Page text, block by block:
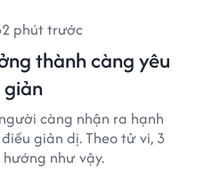
phút trước
thành càng yêu
càng nhận ra hạnh
giản dị. Theo tử vi, 3
như vậy.